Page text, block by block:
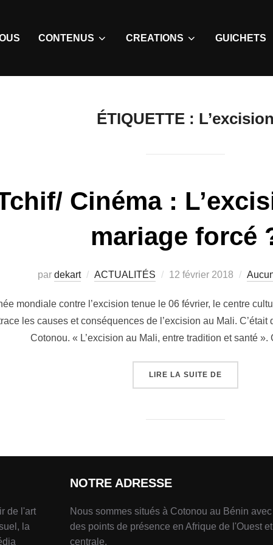
CONTENUS CREATIONS GUICHETS
ÉTIQUETTE : L’excision
Cinéma :
mariage forcé
par dekart ACTUALITÉS 12 février 2018
mondiale contre l’excision tenue le 06 février, le centre
les causes et conséquences de l’excision au Mali.
Cotonou. « L’excision au Mali, entre tradition et santé ».
LIRE LA SUITE DE
de l'art
la
NOTRE ADRESSE
Nous sommes situés à Cotonou au Bénin avec
des points de présence en Afrique de l'Ouest et
centrale.